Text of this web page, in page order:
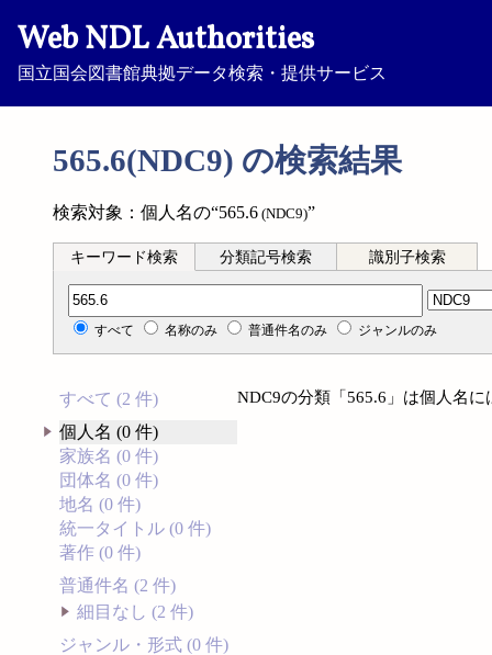
Web NDL Authorities
国立国会図書館典拠データ検索・提供サービス
565.6(NDC9) の検索結果
検索対象：個人名の“565.6 (NDC9)”
キーワード検索 分類記号検索 識別子検索
分類記号検索
すべて 名称のみ 普通件名のみ ジャンルのみ
すべて (2 件)
個人名 (0 件)
家族名 (0 件)
団体名 (0 件)
地名 (0 件)
統一タイトル (0 件)
著作 (0 件)
普通件名 (2 件)
細目なし (2 件)
ジャンル・形式 (0 件)
NDC9の分類「565.6」は個人名